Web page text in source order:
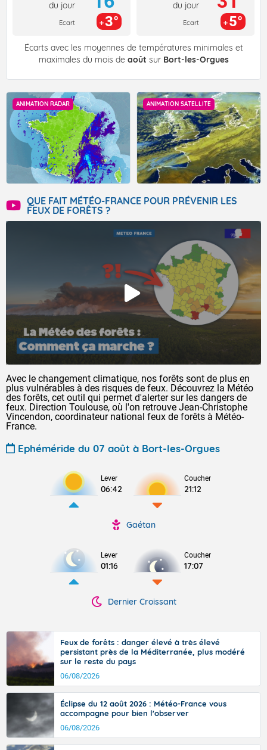
du jour
Ecart 3°
du jour
Ecart 5°
Écarts avec les moyennes de températures minimales et
maximales du mois de août sur Bort-les-Orgues
ANIMATION RADAR ANIMATION SATELLITE
QUE FAIT MÉTÉO-FRANCE POUR PRÉVENIR LES
FEUX DE FORÊTS ?
Avec le changement climatique, nos forêts sont de plus en
plus vulnérables à des risques de feux. Découvrez la Météo
des forêts, cet outil qui permet d'alerter sur les dangers de
feux. Direction Toulouse, où l'on retrouve Jean-Christophe
Vincendon, coordinateur national feux de forêts à Météo-
France.
Ephéméride du 07 août à Bort-les-Orgues
Lever
06:42
Coucher
21:12
Gaétan
Lever
01:16
Coucher
17:07
Dernier Croissant
Feux de forêts : danger élevé à très élevé
persistant près de la Méditerranée, plus modéré
sur le reste du pays
06/08/2026
Éclipse du 12 août 2026 : Météo-France vous
accompagne pour bien l'observer
06/08/2026